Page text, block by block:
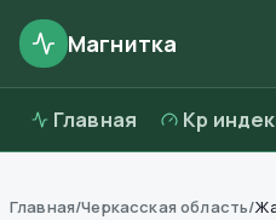
Магнитка
Главная Kp
Главная/Черкасская область/